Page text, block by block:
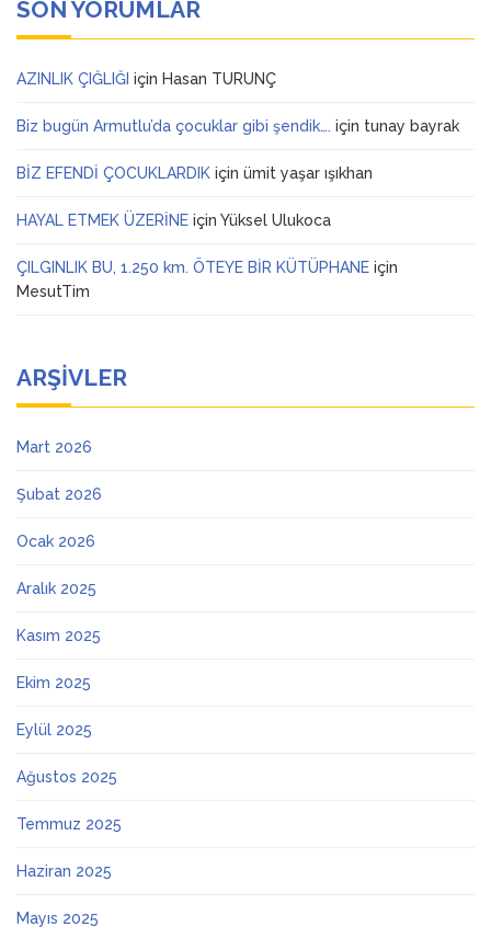
SON YORUMLAR
AZINLIK ÇIĞLIĞI için Hasan TURUNÇ
Biz bugün Armutlu’da çocuklar gibi şendik…. için tunay bayrak
BİZ EFENDİ ÇOCUKLARDIK için ümit yaşar ışıkhan
HAYAL ETMEK ÜZERİNE için Yüksel Ulukoca
ÇILGINLIK BU, 1.250 km. ÖTEYE BİR KÜTÜPHANE için
MesutTim
ARŞIVLER
Mart 2026
Şubat 2026
Ocak 2026
Aralık 2025
Kasım 2025
Ekim 2025
Eylül 2025
Ağustos 2025
Temmuz 2025
Haziran 2025
Mayıs 2025